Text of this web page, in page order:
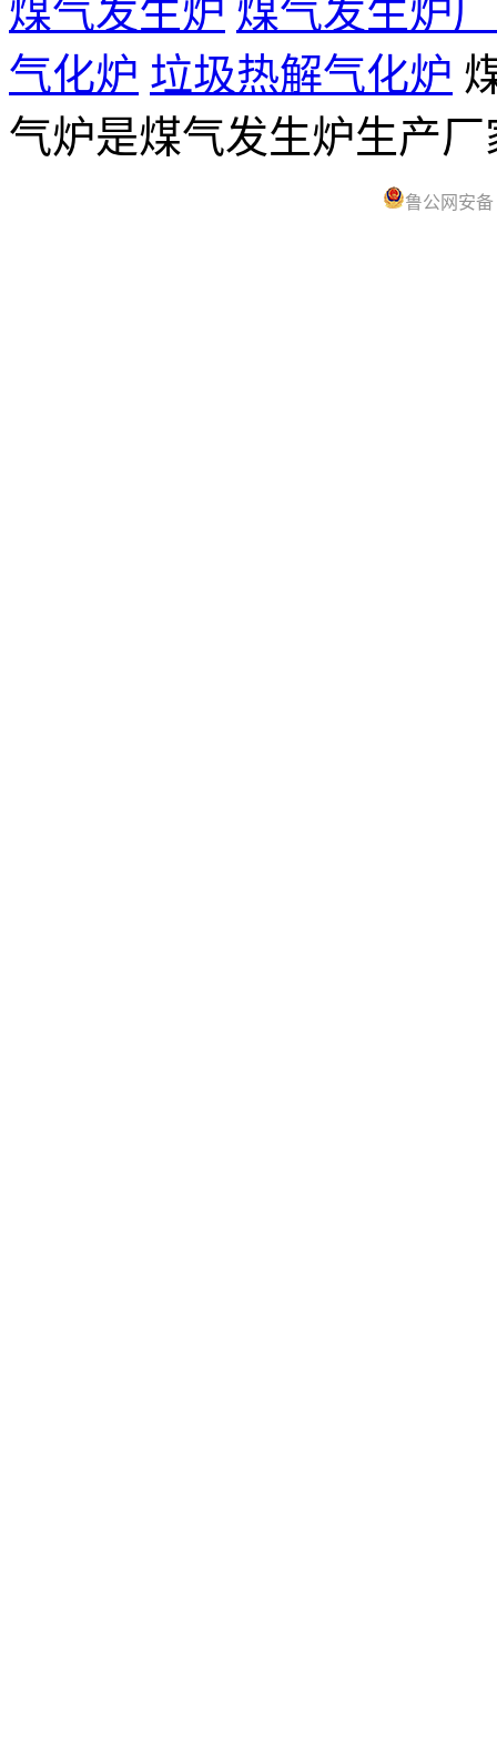
煤气发生炉 煤气发生炉
气化炉 垃圾热解气化炉
气炉是煤气发生炉生产
鲁公网安备